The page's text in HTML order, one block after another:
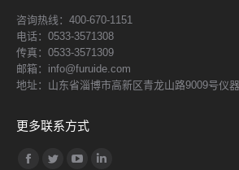
咨询热线：400-670-1151
电话：0533-3571308
传真：0533-3571309
邮箱：info@furuide.com
地址：山东省淄博市高新区青龙山路9009号仪
更多联系方式
找到我们：